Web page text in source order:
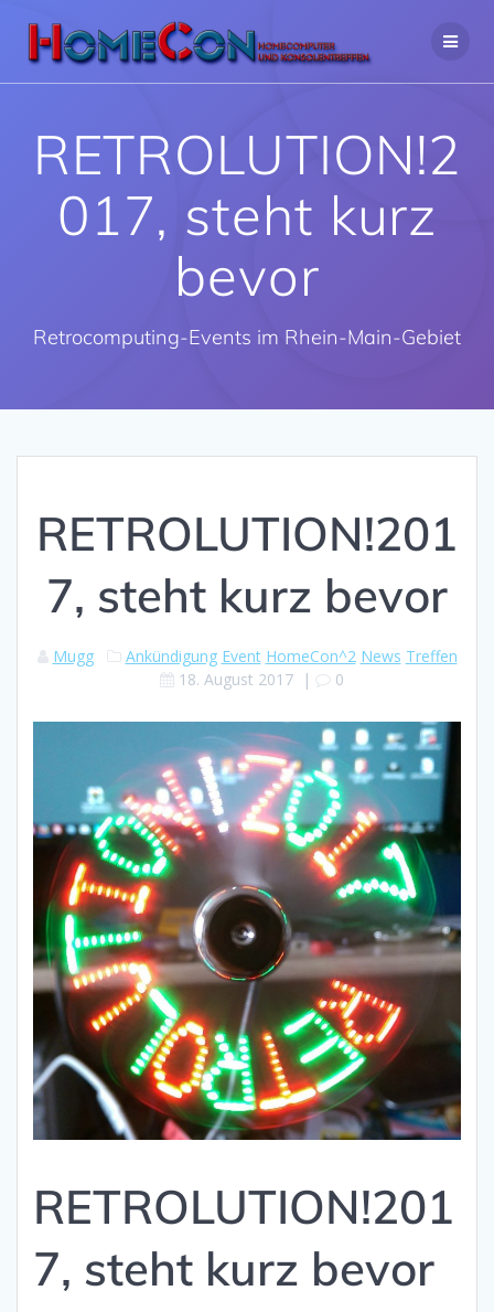
Inhalt
springen
RETROLUTION!2
017, steht kurz
bevor
Retrocomputing-Events im Rhein-Main-Gebiet
RETROLUTION!201
7, steht kurz bevor
Mugg Ankündigung Event HomeCon^2 News Treffen
18. August 2017| 0
RETROLUTION!201
7, steht kurz bevor